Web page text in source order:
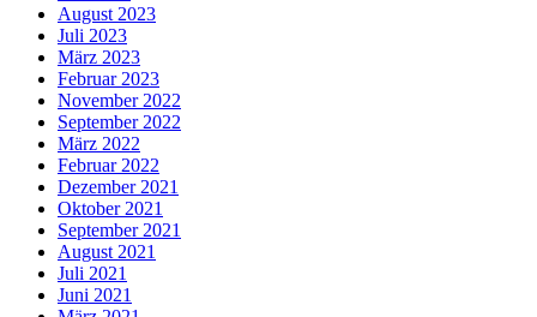
August 2023
Juli 2023
März 2023
Februar 2023
November 2022
September 2022
März 2022
Februar 2022
Dezember 2021
Oktober 2021
September 2021
August 2021
Juli 2021
Juni 2021